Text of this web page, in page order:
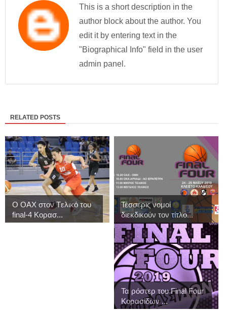
This is a short description in the
author block about the author. You
edit it by entering text in the
"Biographical Info" field in the user
admin panel.
RELATED POSTS
Ο ΟΑΧ στον Tελικό του
final-4 Κορασ...
Τέσσερις νομοί
διεκδικούν τον τίτλο...
Τα ρόστερ του Final Four
Κορασίδων ...